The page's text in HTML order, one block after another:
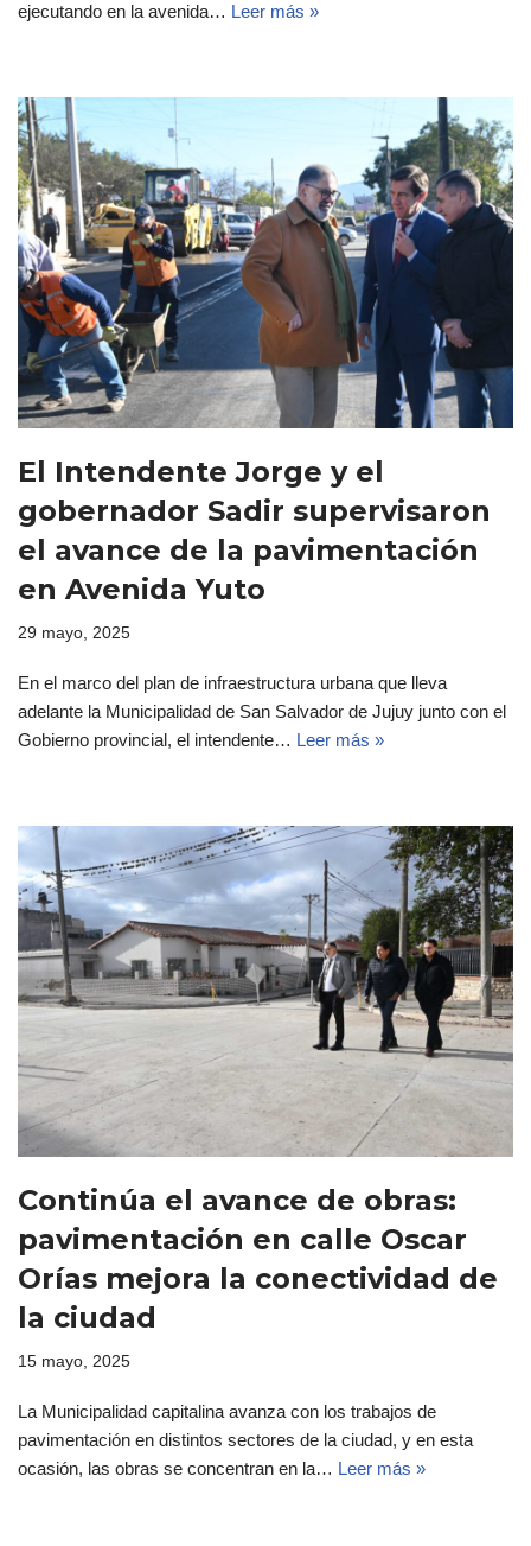
ejecutando en la avenida… Leer más »
El Intendente Jorge y el
gobernador Sadir supervisaron
el avance de la pavimentación
en Avenida Yuto
29 mayo, 2025
En el marco del plan de infraestructura urbana que lleva
adelante la Municipalidad de San Salvador de Jujuy junto con el
Gobierno provincial, el intendente… Leer más »
Continúa el avance de obras:
pavimentación en calle Oscar
Orías mejora la conectividad de
la ciudad
15 mayo, 2025
La Municipalidad capitalina avanza con los trabajos de
pavimentación en distintos sectores de la ciudad, y en esta
ocasión, las obras se concentran en la… Leer más »